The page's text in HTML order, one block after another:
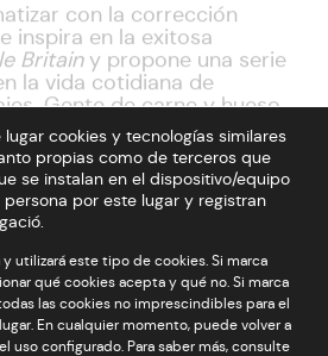
con la corrección
inspira en la exitosa
Britainy propone una serie
la vida cotidiana de
Gente de carne y hueso,
subido. El cotilleo de una
insatisfacción de dos
con la cirugía
de un profesor de aeróbic
de un crac del fútbol
sus gestos, sus frases y los
todo el mundo pueda
de su entorno.
lugar cookies y tecnologías similares
propias como de terceros que
se instalan en el dispositivo/equipo
por este lugar y registran
y utilizará este tipo de cookies. Si marca
qué cookies acepta y qué no. Si marca
las cookies no imprescindibles para el
En cualquier momento, puede volver a
uso configurado. Para saber más, consulte